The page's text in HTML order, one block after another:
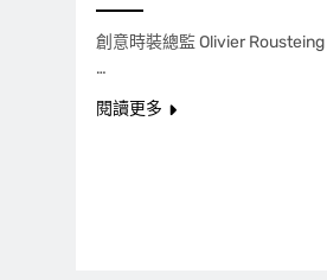
創意時裝總監 Olivier
…
閱讀更多